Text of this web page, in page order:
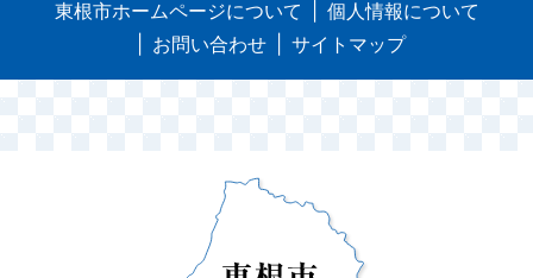
東根市ホームページについて
個人情報について
お問い合わせ
サイトマップ